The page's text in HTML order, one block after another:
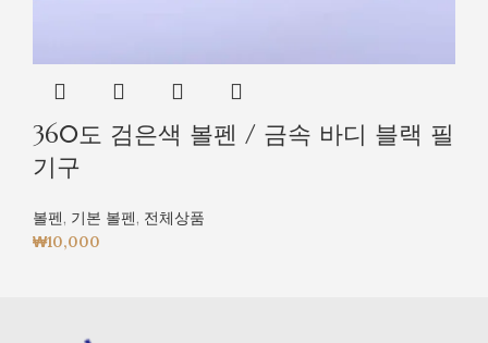
360도 검은색 볼펜 / 금속 바디 블랙 필
기구
볼펜, 기본 볼펜, 전체상품
₩10,000